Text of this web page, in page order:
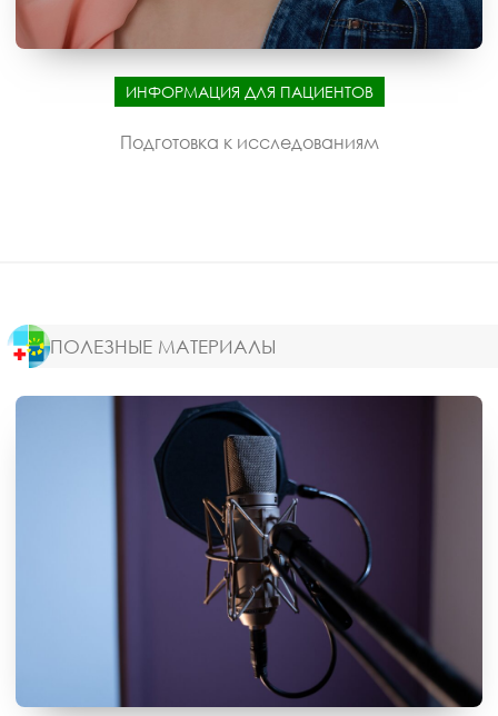
ИНФОРМАЦИЯ ДЛЯ ПАЦИЕНТОВ
Подготовка к исследованиям
ПОЛЕЗНЫЕ МАТЕРИАЛЫ